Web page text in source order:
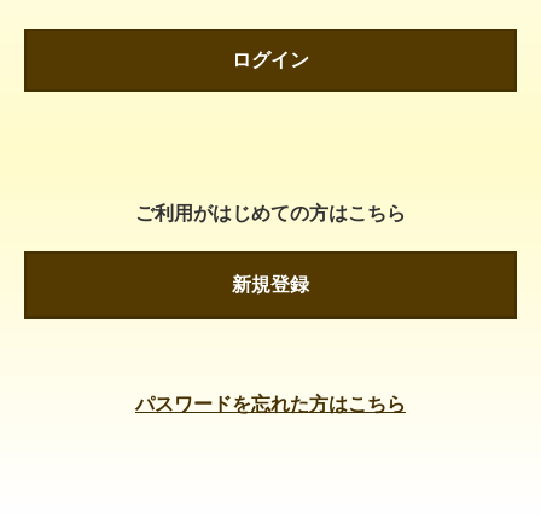
ログイン
ご利用がはじめての方はこちら
新規登録
パスワードを忘れた方はこちら